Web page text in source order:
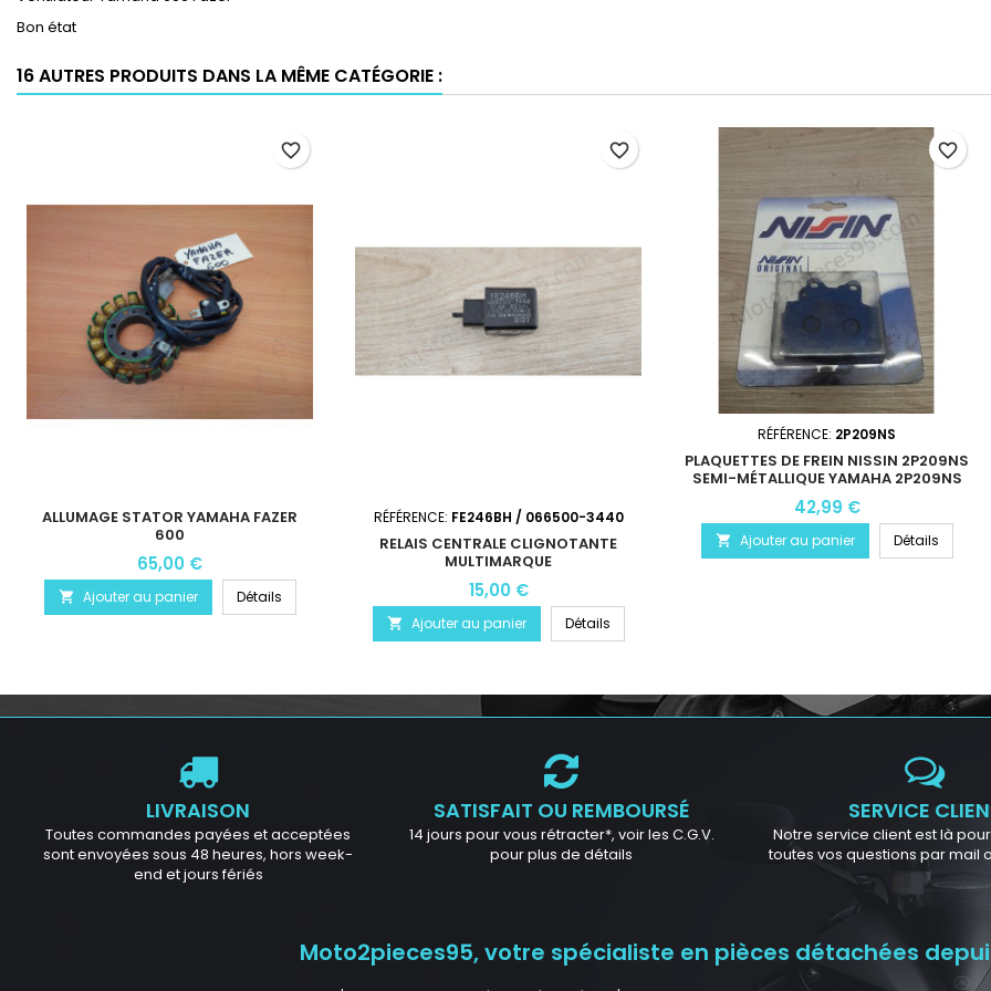
Bon état
16 AUTRES PRODUITS DANS LA MÊME CATÉGORIE :
ALLUMAGE STATOR YAMAHA FAZER
600
65,00 €
 Ajouter au panier Détails
favorite_border
RÉFÉRENCE: FE246BH / 066500-3440
RELAIS CENTRALE CLIGNOTANTE
MULTIMARQUE
15,00 €
 Ajouter au panier Détails
favorite_border
RÉFÉRENCE: 2P209NS
PLAQUETTES DE FREIN NISSIN 2P209NS
SEMI-MÉTALLIQUE YAMAHA 2P209NS
42,99 €
 Ajouter au panier Détails
favorite_border
LIVRAISON
Toutes commandes payées et acceptées
sont envoyées sous 48 heures, hors week-
end et jours fériés
SATISFAIT OU REMBOURSÉ
14 jours pour vous rétracter*, voir les C.G.V.
pour plus de détails
SERVICE
Notre service client est là
toutes vos questions par mail
Moto2pieces95, votre spécialiste en pièces détachées